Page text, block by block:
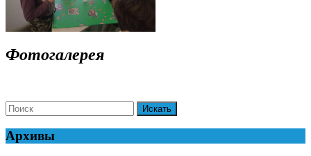
Фотогалерея
Search
for:
Архивы